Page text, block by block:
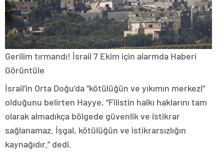
Gerilim tırmandı! İsrail 7 Ekim için alarmda Haberi
Görüntüle
İsrail’in Orta Doğu’da “kötülüğün ve yıkımın merkezi”
olduğunu belirten Hayye, “Filistin halkı haklarını tam
olarak almadıkça bölgede güvenlik ve istikrar
sağlanamaz. İşgal, kötülüğün ve istikrarsızlığın
kaynağıdır.” dedi.